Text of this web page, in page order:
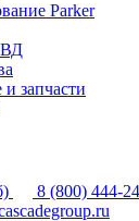
Parker
запчасти
8 (800) 444-